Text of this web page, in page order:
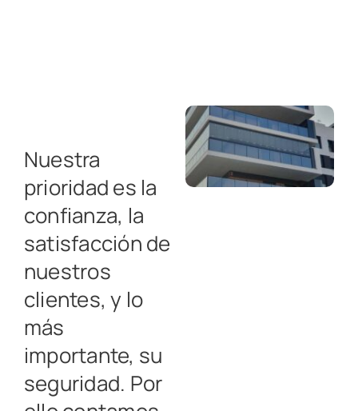
Nuestra
prioridad es la
confianza, la
satisfacción de
nuestros
clientes, y lo
más
importante, su
seguridad. Por